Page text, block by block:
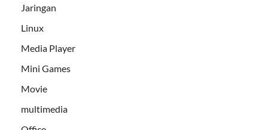
Jaringan
Linux
Media Player
Mini Games
Movie
multimedia